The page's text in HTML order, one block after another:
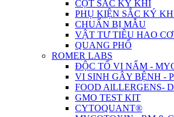
CỘT SẮC KÝ KHÍ
PHỤ KIỆN SẮC KÝ
CHUẨN BỊ MẪU
VẬT TƯ TIÊU HAO
QUANG PHỔ
ROMER LABS
ĐỘC TỐ VI NẤM -
VI SINH GÂY BỆNH -
FOOD AlLLERGENS-
GMO TEST KIT
CYTOQUANT®